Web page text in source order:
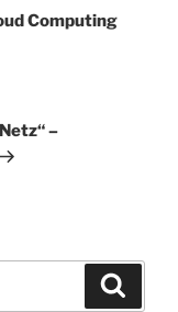
Computing
–